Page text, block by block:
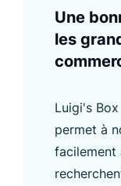
Une
les
Luigi's
permet à
facilement